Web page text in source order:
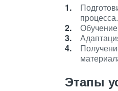
процесса.
Этапы